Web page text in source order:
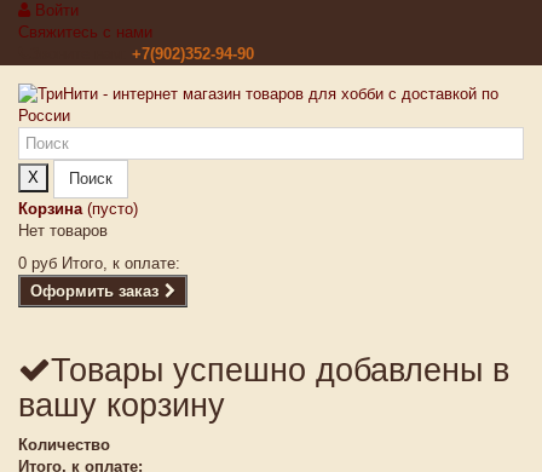
Войти
Свяжитесь с нами
+7(902)352-94-90
X
Поиск
Корзина (пусто)
Нет товаров
0 руб Итого, к оплате:
Оформить заказ
Товары успешно добавлены в
вашу корзину
Количество
Итого, к оплате: